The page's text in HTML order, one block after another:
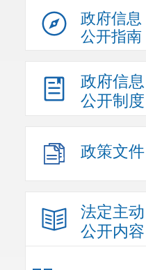
政府信息
公开指南
政府信息
公开制度
政策文件
法定主动
公开内容